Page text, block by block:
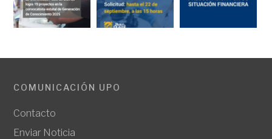
COMUNICACIÓN UPO
Contacto
Enviar Noticia